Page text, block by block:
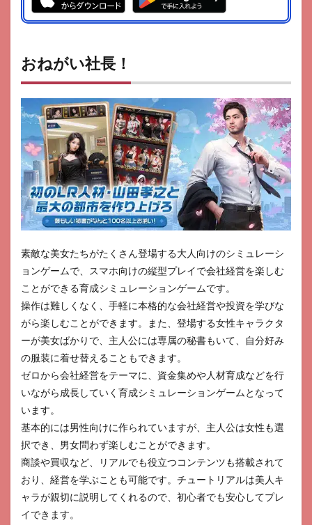
31
長の
まち
づく
り
32
ねこ
島物
語
おねがい社長！
素敵な美女たちがたくさん登場する大人向けのシミュレーシ
ョンゲームで、スマホ向けの縦型プレイで会社経営を楽しむ
ことができる育成シミュレーションゲームです。
操作は難しくなく、手軽に本格的な会社経営や投資を学びな
がら楽しむことができます。また、登場する女性キャラクタ
ーが美女ばかりで、主人公には専属の秘書もいて、自分好み
の服装に着せ替えることもできます。
ゼロから会社経営をテーマに、資金集めや人材育成などを行
いながら成長していく育成シミュレーションゲームとなって
います。
基本的には男性向けに作られていますが、主人公は女性も選
択でき、男女問わず楽しむことができます。
商談や買収など、リアルでも役立つコンテンツも搭載されて
おり、経営を学ぶことも可能です。チュートリアルは美人キ
ャラが親切に説明してくれるので、初心者でも安心してプレ
イできます。